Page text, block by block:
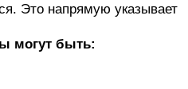
Это напрямую указывает
могут быть: